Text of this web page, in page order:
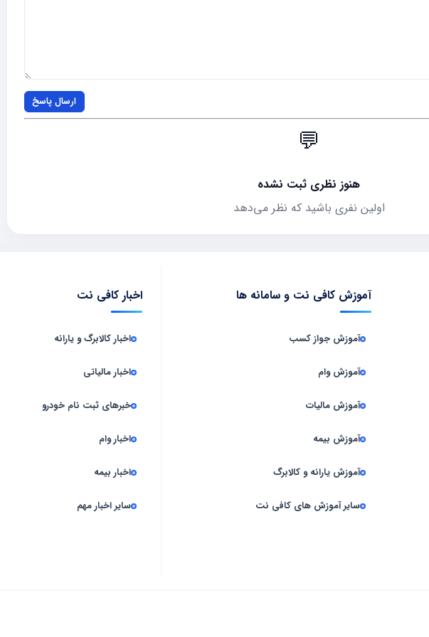
ارسال پاسخ
💬
هنوز نظری ثبت نشده
اولین نفری باشید که نظر می‌دهد
آموزش کافی نت و سامانه‌ ها
آموزش جواز کسب
آموزش وام
آموزش مالیات
آموزش بیمه
آموزش یارانه و کالابرگ
سایر آموزش های کافی نت
اخبار کافی نت
اخبار کالابرگ و یارانه
اخبار مالیاتی
خبرهای ثبت نام خودرو
اخبار وام
اخبار بیمه
سایر اخبار مهم